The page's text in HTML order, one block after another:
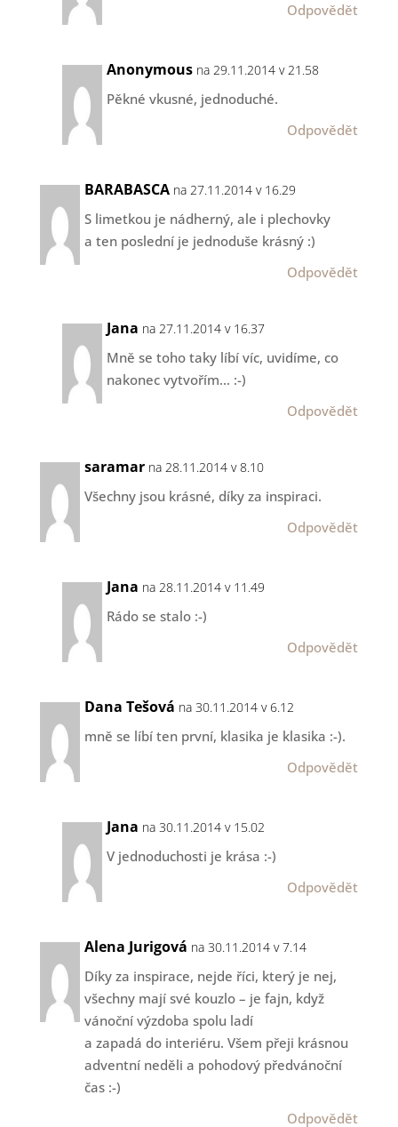
Odpovědět
Anonymous na 29.11.2014 v 21.58
Pěkné vkusné, jednoduché.
Odpovědět
BARABASCA na 27.11.2014 v 16.29
S limetkou je nádherný, ale i plechovky
a ten poslední je jednoduše krásný :)
Odpovědět
Jana na 27.11.2014 v 16.37
Mně se toho taky líbí víc, uvidíme, co
nakonec vytvořím… :-)
Odpovědět
saramar na 28.11.2014 v 8.10
Všechny jsou krásné, díky za inspiraci.
Odpovědět
Jana na 28.11.2014 v 11.49
Rádo se stalo :-)
Odpovědět
Dana Tešová na 30.11.2014 v 6.12
mně se líbí ten první, klasika je klasika :-).
Odpovědět
Jana na 30.11.2014 v 15.02
V jednoduchosti je krása :-)
Odpovědět
Alena Jurigová na 30.11.2014 v 7.14
Díky za inspirace, nejde říci, který je nej,
všechny mají své kouzlo – je fajn, když
vánoční výzdoba spolu ladí
a zapadá do interiéru. Všem přeji krásnou
adventní neděli a pohodový předvánoční
čas :-)
Odpovědět